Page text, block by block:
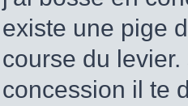
existe une pige
course du
concession il te